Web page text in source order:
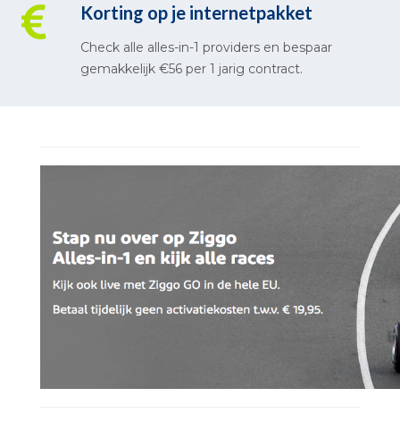
Korting op je internetpakket
Check alle alles-in-1 providers en bespaar
gemakkelijk €56 per 1 jarig contract.